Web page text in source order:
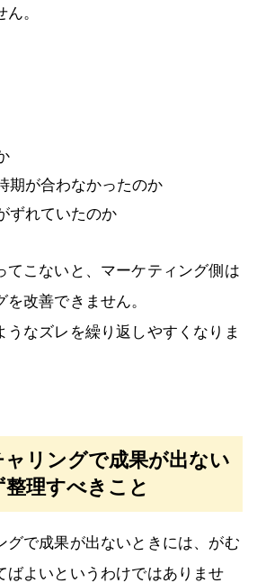
。
期が合わなかったのか
ずれていたのか
てこないと、マーケティング側は
改善できません。
うなズレを繰り返しやすくなりま
ャリングで成果が出ない
理すべきこと
グで成果が出ないときには、がむ
ばよいというわけではありませ